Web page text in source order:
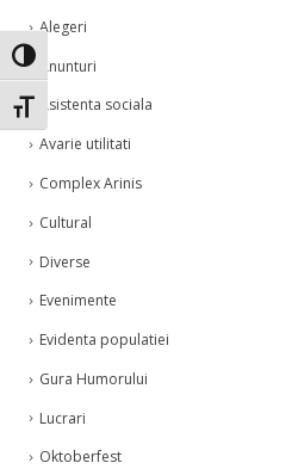
Toggle High Contrast
Toggle Font size
Alegeri
Anunturi
Asistenta sociala
Avarie utilitati
Complex Arinis
Cultural
Diverse
Evenimente
Evidenta populatiei
Gura Humorului
Lucrari
Oktoberfest